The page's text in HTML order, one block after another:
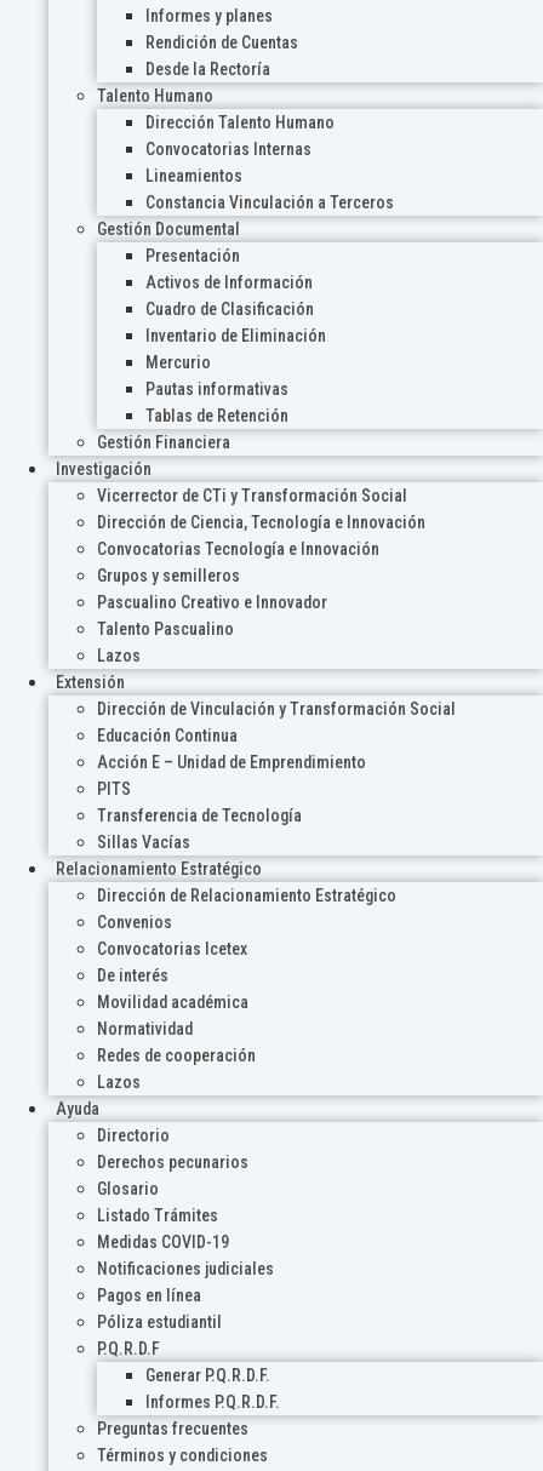
Informes y planes
Rendición de Cuentas
Desde la Rectoría
Talento Humano
Dirección Talento Humano
Convocatorias Internas
Lineamientos
Constancia Vinculación a Terceros
Gestión Documental
Presentación
Activos de Información
Cuadro de Clasificación
Inventario de Eliminación
Mercurio
Pautas informativas
Tablas de Retención
Gestión Financiera
Investigación
Vicerrector de CTi y Transformación Social
Dirección de Ciencia, Tecnología e Innovación
Convocatorias Tecnología e Innovación
Grupos y semilleros
Pascualino Creativo e Innovador
Talento Pascualino
Lazos
Extensión
Dirección de Vinculación y Transformación Social
Educación Continua
Acción E – Unidad de Emprendimiento
PITS
Transferencia de Tecnología
Sillas Vacías
Relacionamiento Estratégico
Dirección de Relacionamiento Estratégico
Convenios
Convocatorias Icetex
De interés
Movilidad académica
Normatividad
Redes de cooperación
Lazos
Ayuda
Directorio
Derechos pecunarios
Glosario
Listado Trámites
Medidas COVID-19
Notificaciones judiciales
Pagos en línea
Póliza estudiantil
P.Q.R.D.F
Generar P.Q.R.D.F.
Informes P.Q.R.D.F.
Preguntas frecuentes
Términos y condiciones